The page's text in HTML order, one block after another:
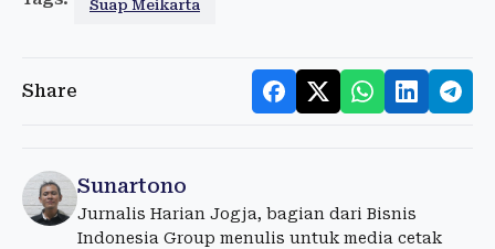
Suap Meikarta
Share
Sunartono
Jurnalis Harian Jogja, bagian dari Bisnis
Indonesia Group menulis untuk media cetak